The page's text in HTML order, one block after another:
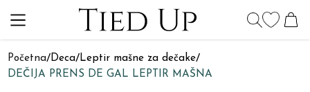
Početna/Deca/Leptir mašne za dečake/
DEČIJA PRENS DE GAL LEPTIR MAŠNA